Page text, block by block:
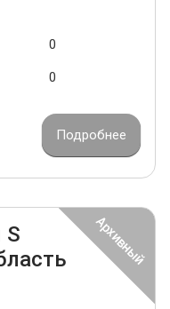
0
0
Подробнее
S